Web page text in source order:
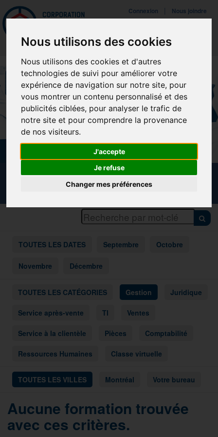
Nous utilisons des cookies
Nous utilisons des cookies et d'autres
technologies de suivi pour améliorer votre
expérience de navigation sur notre site, pour
vous montrer un contenu personnalisé et des
publicités ciblées, pour analyser le trafic de
notre site et pour comprendre la provenance
de nos visiteurs.
J'accepte
Je refuse
Changer mes préférences
Mettreà jour vos préférences de témoins
Connexion Nous joindre
CALENDRIER DES FORMATIONS
TOUTES LES DATES Septembre Octobre
Novembre Décembre
TOUTES LES CATÉGORIES Gestion Juridique
Service après-vente TI Ventes
Service à la clientèle Pièces Comptabilité
Ressources Humaines Classe virtuelle
TOUTES LES VILLES Montréal Votre bureau
Aucune formation trouvée
avec ces critères.